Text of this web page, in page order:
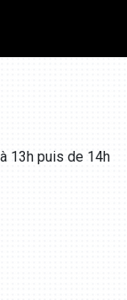
13h puis de 14h